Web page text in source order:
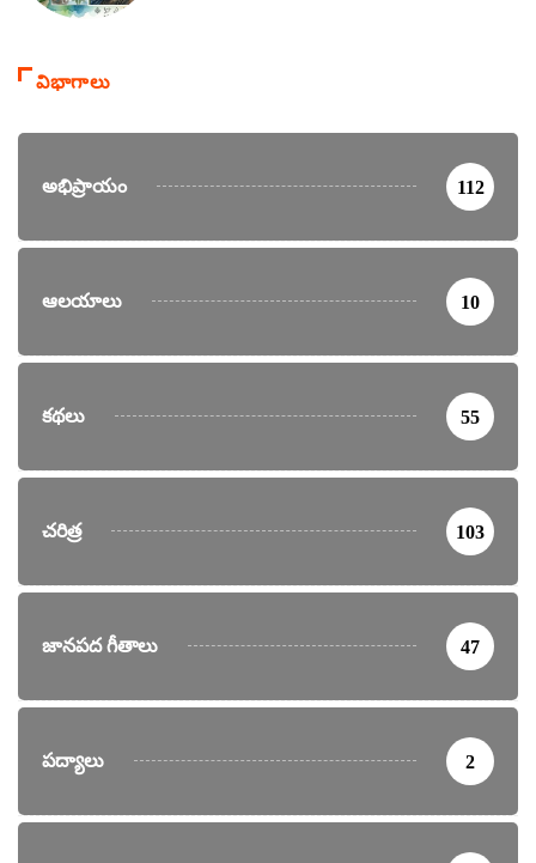
విభాగాలు
అభిప్రాయం 112
ఆలయాలు 10
కథలు 55
చరిత్ర 103
జానపద గీతాలు 47
పద్యాలు 2